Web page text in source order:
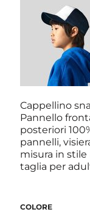
Cappellino
Pannello
posteriori
pannelli,
misura in
taglia per
COLORE